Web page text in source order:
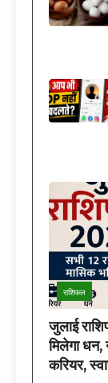
राशिफल
जुलाई
मिलेगा
करियर,